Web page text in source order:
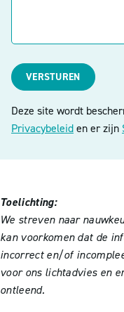
VERSTUREN
Deze site wordt
Privacybeleiden er zijn
Toelichting:
We streven naar
kan voorkomen dat de
incorrect en/of
voor ons lichtadvies en
ontleend.